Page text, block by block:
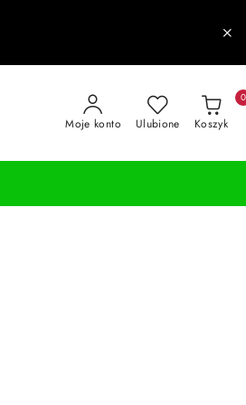
Moje konto Ulubione Koszyk
0